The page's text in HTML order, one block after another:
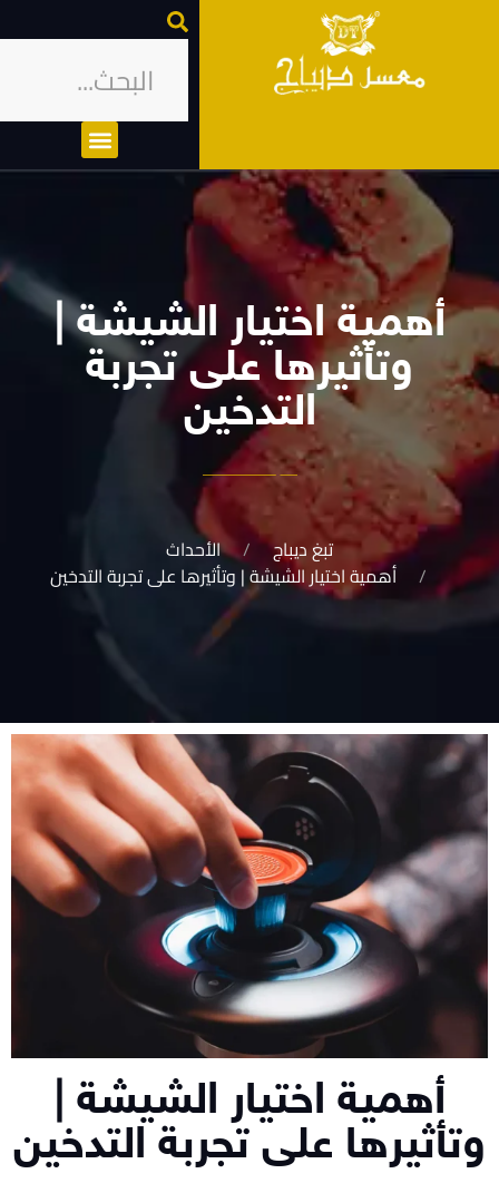
أهمية اختيار الشيشة |
وتأثيرها على تجربة
التدخين
تبغ ديباج
الأحداث
أهمية اختيار الشيشة | وتأثيرها على تجربة التدخين
أهمية اختيار الشيشة |
على تجربة التدخين